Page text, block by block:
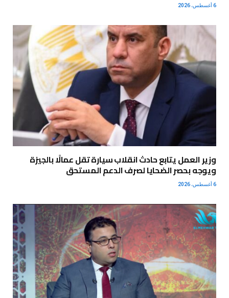
6 أغسطس، 2026
وزير العمل يتابع حادث انقلاب سيارة تقل عمالًا بالجيزة
ويوجه بحصر الضحايا لصرف الدعم المستحق
6 أغسطس، 2026